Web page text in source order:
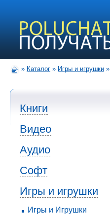
» Каталог » Игры и игрушки »
Книги
Видео
Аудио
Софт
Игры и игрушки
Игры и Игрушки